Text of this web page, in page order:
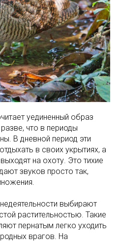
уединенный образ
что в периоды
В дневной период эти
в своих укрытиях, а
на охоту. Это тихие
звуков просто так,
выбирают
растительностью. Такие
пернатым легко уходить
врагов. На